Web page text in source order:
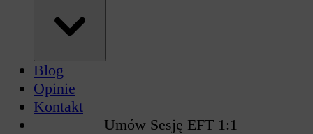
Blog
Opinie
Kontakt
Umów Sesję EFT 1:1